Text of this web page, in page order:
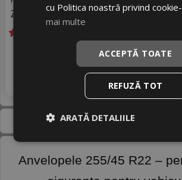
Zgomot
Livrare gratuită *
RON
9%
In
cu Politica noastră privind
mai multe
ACCEPTĂ TOATE
REFUZĂ TOT
ARATĂ DETALIILE